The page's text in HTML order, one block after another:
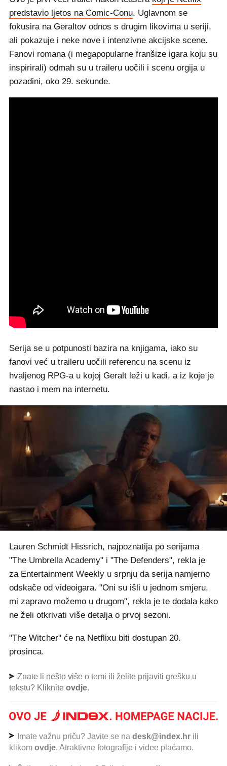
predstavio ljetos na Comic-Conu. Uglavnom se
fokusira na Geraltov odnos s drugim likovima u seriji,
ali pokazuje i neke nove i intenzivne akcijske scene.
Fanovi romana (i megapopularne franšize igara koju su
inspirirali) odmah su u traileru uočili i scenu orgija u
pozadini, oko 29. sekunde.
Serija se u potpunosti bazira na knjigama, iako su
fanovi već u traileru uočili referencu na scenu iz
hvaljenog RPG-a u kojoj Geralt leži u kadi, a iz koje je
nastao i mem na internetu.
Lauren Schmidt Hissrich, najpoznatija po serijama
"The Umbrella Academy" i "The Defenders", rekla je
za Entertainment Weekly u srpnju da serija namjerno
odskače od videoigara. "Oni su išli u jednom smjeru,
mi zapravo možemo u drugom", rekla je te dodala kako
ne želi otkrivati više detalja o prvoj sezoni.
"The Witcher" će na Netflixu biti dostupan 20.
prosinca.
Znate li nešto više o temi ili želite prijaviti grešku u
tekstu? Kliknite ovdje.
Imate važnu priču? Javite se na desk@index.hr ili
klikom ovdje. Atraktivne fotografije i videe plaćamo.